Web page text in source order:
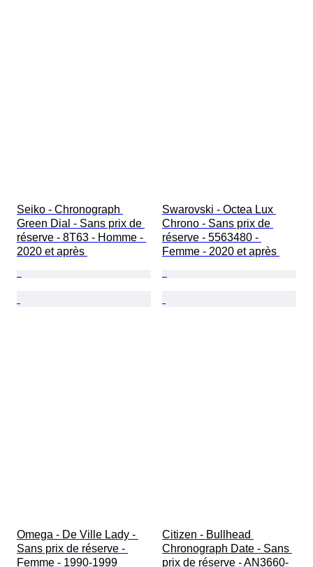
Seiko - Chronograph
Green Dial - Sans prix de
réserve - 8T63 - Homme -
2020 et après
Swarovski - Octea Lux
Chrono - Sans prix de
réserve - 5563480 -
Femme - 2020 et après
Omega - De Ville Lady -
Sans prix de réserve -
Femme - 1990-1999
Citizen - Bullhead
Chronograph Date - Sans
prix de réserve - AN3660-